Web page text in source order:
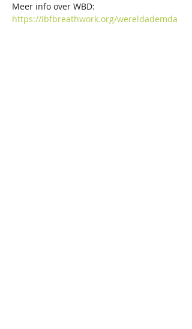
https://ibfbreathwork.org/wereldademda